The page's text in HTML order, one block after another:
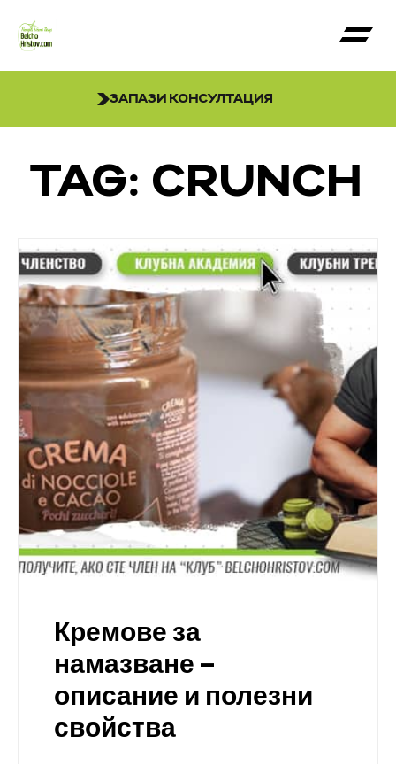
ЗАПАЗИ КОНСУЛТАЦИЯ
TAG: CRUNCH
Кремове за
намазване –
описание и полезни
свойства